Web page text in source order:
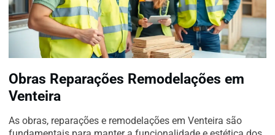
Obras Reparações Remodelações em
Venteira
As obras, reparações e remodelações em Venteira são